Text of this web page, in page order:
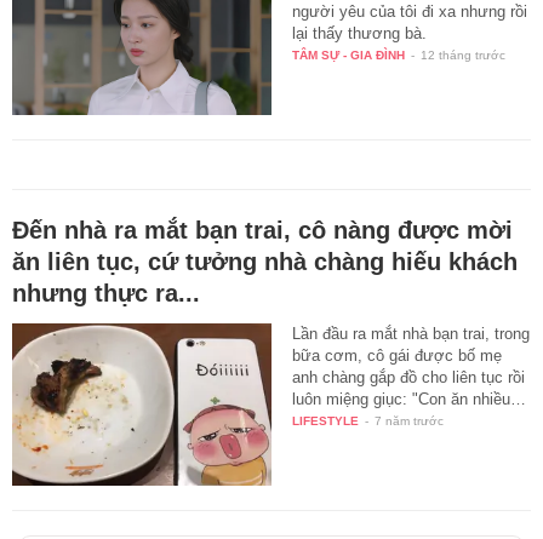
người yêu của tôi đi xa nhưng rồi
lại thấy thương bà.
TÂM SỰ - GIA ĐÌNH - 12 tháng trước
Đến nhà ra mắt bạn trai, cô nàng được mời
ăn liên tục, cứ tưởng nhà chàng hiếu khách
nhưng thực ra...
Lần đầu ra mắt nhà bạn trai, trong
bữa cơm, cô gái được bố mẹ
anh chàng gắp đồ cho liên tục rồi
luôn miệng giục: "Con ăn nhiều…
LIFESTYLE - 7 năm trước